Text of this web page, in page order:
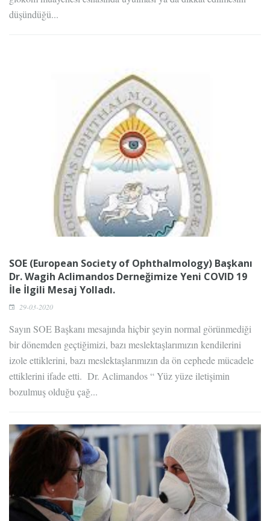
düşündüğü...
SOE (European Society of Ophthalmology) Başkanı
Dr. Wagih Aclimandos Derneğimize Yeni COVID 19
İle İlgili Mesaj Yolladı.
29-03-2020
Sayın SOE Başkanı mesajında hiçbir şeyin normal görünmediği
bir dönemden geçtiğimizi, bazı meslektaşlarımızın kendilerini
izole ettiklerini, bazı meslektaşlarımızın da ön cephede mücadele
ettiklerini ifade etti. Dr. Aclimandos “ Yüz yüze iletişimin
bozulmuş olduğu çağ...